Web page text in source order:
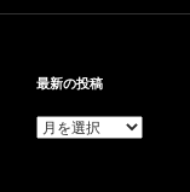
最新の投稿
最